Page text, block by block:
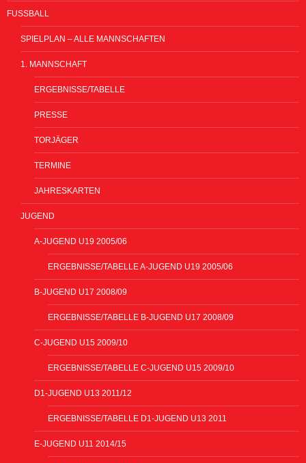
FUSSBALL
SPIELPLAN – ALLE MANNSCHAFTEN
1. MANNSCHAFT
ERGEBNISSE/TABELLE
PRESSE
TORJÄGER
TERMINE
JAHRESKARTEN
JUGEND
A-JUGEND U19 2005/06
ERGEBNISSE/TABELLE A-JUGEND U19 2005/06
B-JUGEND U17 2008/09
ERGEBNISSE/TABELLE B-JUGEND U17 2008/09
C-JUGEND U15 2009/10
ERGEBNISSE/TABELLE C-JUGEND U15 2009/10
D1-JUGEND U13 2011/12
ERGEBNISSE/TABELLE D1-JUGEND U13 2011
E-JUGEND U11 2014/15